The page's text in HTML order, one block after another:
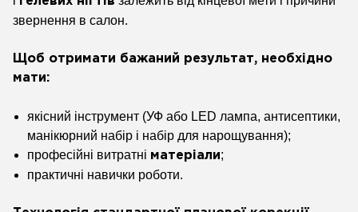
звернення в салон.
Щоб отримати бажаний результат, необхідно
мати:
якісний інструмент (УФ або LED лампа, антисептики,
манікюрний набір і набір для нарощування);
професійні витратні матеріали;
практичні навички роботи.